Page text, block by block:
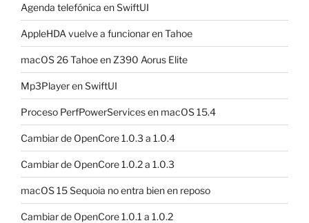
Agenda telefónica en SwiftUI
AppleHDA vuelve a funcionar en Tahoe
macOS 26 Tahoe en Z390 Aorus Elite
Mp3Player en SwiftUI
Proceso PerfPowerServices en macOS 15.4
Cambiar de OpenCore 1.0.3 a 1.0.4
Cambiar de OpenCore 1.0.2 a 1.0.3
macOS 15 Sequoia no entra bien en reposo
Cambiar de OpenCore 1.0.1 a 1.0.2